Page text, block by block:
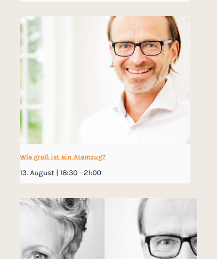
Wie groß ist ein Atemzug?
13. August | 18:30 - 21:00